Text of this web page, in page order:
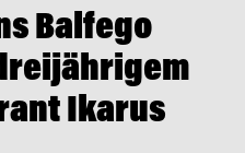
Balfego
Ikarus